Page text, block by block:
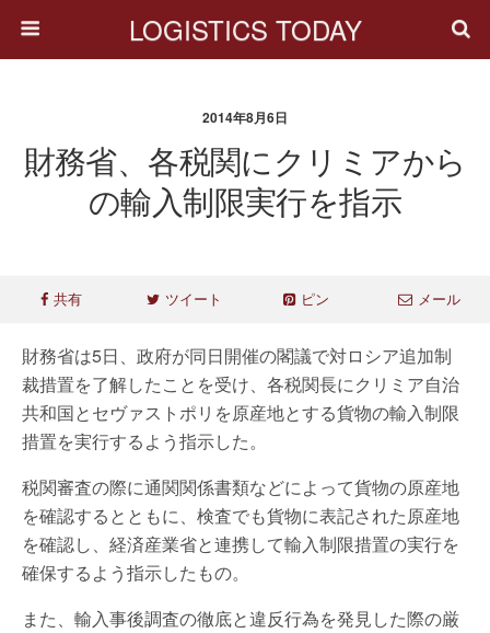
LOGISTICS TODAY
2014年8月6日
財務省、各税関にクリミアから
の輸入制限実行を指示
共有 ツイート ピン メール
財務省は5日、政府が同日開催の閣議で対ロシア追加制
裁措置を了解したことを受け、各税関長にクリミア自治
共和国とセヴァストポリを原産地とする貨物の輸入制限
措置を実行するよう指示した。
税関審査の際に通関関係書類などによって貨物の原産地
を確認するとともに、検査でも貨物に表記された原産地
を確認し、経済産業省と連携して輸入制限措置の実行を
確保するよう指示したもの。
また、輸入事後調査の徹底と違反行為を発見した際の厳